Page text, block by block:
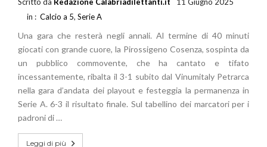
in : Calcio a 5, Serie A
Una gara che resterà negli annali. Al termine di 40 minuti
giocati con grande cuore, la Pirossigeno Cosenza, sospinta da
un pubblico commovente, che ha cantato e tifato
incessantemente, ribalta il 3-1 subito dal Vinumitaly Petrarca
nella gara d’andata dei playout e festeggia la permanenza in
Serie A. 6-3 il risultato finale. Sul tabellino dei marcatori per i
padroni di …
Leggi di più